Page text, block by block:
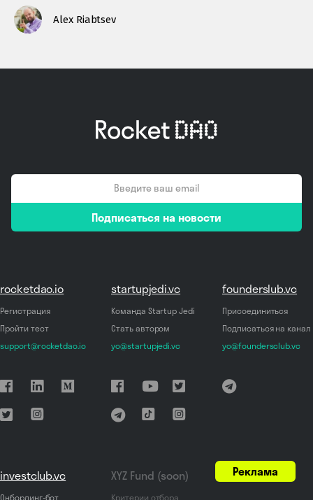
Alex Riabtsev
*
Подписаться на новости
rocketdao.io
Регистрация
Пройти тест
support@rocketdao.io
startupjedi.vc
Команда Startup Jedi
Стать автором
yo@startupjedi.vc
founderslub.vc
Присоединиться
Подписаться на канал
yo@foundersclub.vc
investclub.vc
Онбординг-бот
XYZ Fund (soon)
Критерии отбора
Реклама